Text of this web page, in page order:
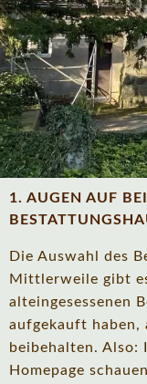
1. AUGEN AUF
Die Auswahl des
Mittlerweile gibt
alteingesessenen
aufgekauft haben,
beibehalten. Also:
Homepage